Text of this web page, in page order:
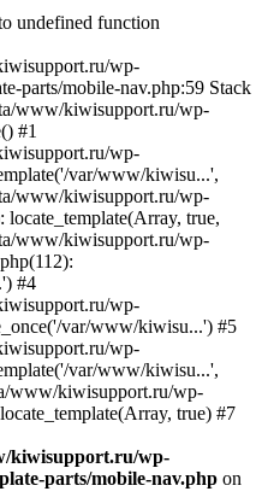
undefined function
wp-
parts/mobile-nav.php:59 Stack
www/kiwisupport.ru/wp-
#1
wp-
var/www/kiwisu...',
www/kiwisupport.ru/wp-
locate_template(Array, true,
www/kiwisupport.ru/wp-
#4
wp-
var/www/kiwisu...') #5
wp-
var/www/kiwisu...',
www/kiwisupport.ru/wp-
true) #7
kiwisupport.ru/wp-
parts/mobile-nav.php on